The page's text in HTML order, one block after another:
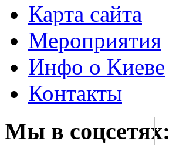
Карта сайта
Мероприятия
Инфо о Киеве
Контакты
Мы в соцсетях: